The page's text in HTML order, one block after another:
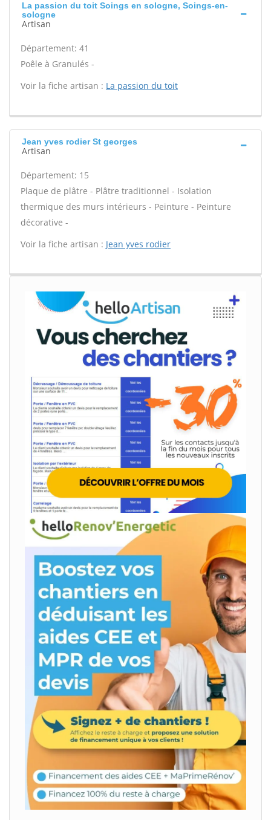
La passion du toit Soings en sologne, Soings-en-
sologne
Artisan
Département: 41
Poêle à Granulés -
Voir la fiche artisan : La passion du toit
Jean yves rodier St georges
Artisan
Département: 15
Plaque de plâtre - Plâtre traditionnel - Isolation
thermique des murs intérieurs - Peinture - Peinture
décorative -
Voir la fiche artisan : Jean yves rodier